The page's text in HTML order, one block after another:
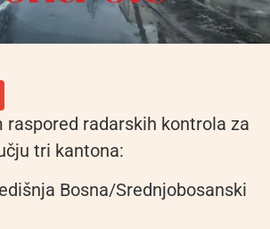
raspored radarskih kontrola za
tri kantona:
Bosna/Srednjobosanski